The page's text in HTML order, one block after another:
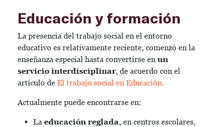
Educación y formación
La presencia del trabajo social en el entorno
educativo es relativamente reciente, comenzó en la
enseñanza especial hasta convertirse en un
servicio interdisciplinar, de acuerdo con el
artículo de El trabajo social en Educación.
Actualmente puede encontrarse en:
La educación reglada, en centros escolares,